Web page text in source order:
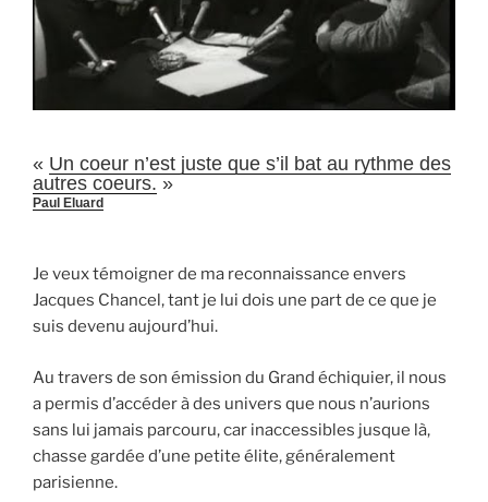
« Un coeur n’est juste que s’il bat au rythme des
autres coeurs. »
Paul Eluard
Je veux témoigner de ma reconnaissance envers
Jacques Chancel, tant je lui dois une part de ce que je
suis devenu aujourd’hui.
Au travers de son émission du Grand échiquier, il nous
a permis d’accéder à des univers que nous n’aurions
sans lui jamais parcouru, car inaccessibles jusque là,
chasse gardée d’une petite élite, généralement
parisienne.